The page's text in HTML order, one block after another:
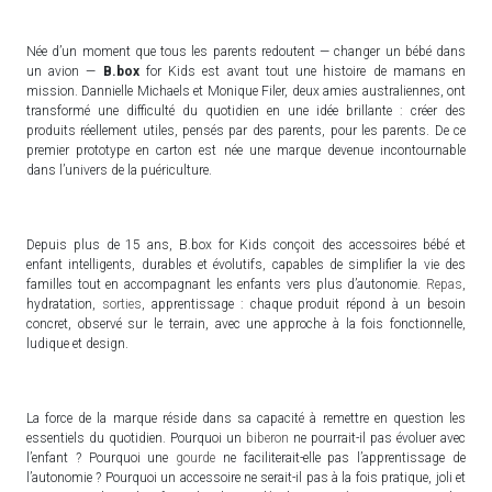
Née d’un moment que tous les parents redoutent — changer un bébé dans
un avion —
B.boxfor Kids est avant tout une histoire de mamans en
mission. Dannielle Michaels et Monique Filer, deux amies australiennes, ont
transformé une difficulté du quotidien en une idée brillante : créer des
produits réellement utiles, pensés par des parents, pour les parents. De ce
premier prototype en carton est née une marque devenue incontournable
dans l’univers de la puériculture.
Depuis plus de 15 ans, B.box for Kids conçoit des accessoires bébé et
enfant intelligents, durables et évolutifs, capables de simplifier la vie des
familles tout en accompagnant les enfants vers plus d’autonomie. Repas,
hydratation, sorties, apprentissage : chaque produit répond à un besoin
concret, observé sur le terrain, avec une approche à la fois fonctionnelle,
ludique et design.
La force de la marque réside dans sa capacité à remettre en question les
essentiels du quotidien. Pourquoi un biberon ne pourrait-il pas évoluer avec
l’enfant ? Pourquoi une gourde ne faciliterait-elle pas l’apprentissage de
l’autonomie ? Pourquoi un accessoire ne serait-il pas à la fois pratique, joli et